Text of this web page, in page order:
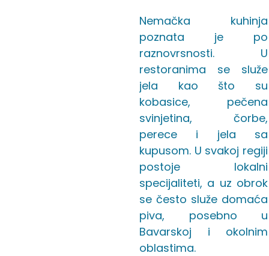
Nemačka kuhinja
poznata je po
raznovrsnosti. U
restoranima se služe
jela kao što su
kobasice, pečena
svinjetina, čorbe,
perece i jela sa
kupusom. U svakoj regiji
postoje lokalni
specijaliteti, a uz obrok
se često služe domaća
piva, posebno u
Bavarskoj i okolnim
oblastima.